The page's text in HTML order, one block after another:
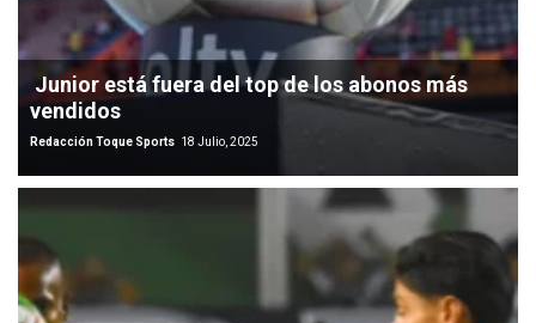
Junior está fuera del top de los abonos más
vendidos
Redacción Toque Sports 18 Julio, 2025